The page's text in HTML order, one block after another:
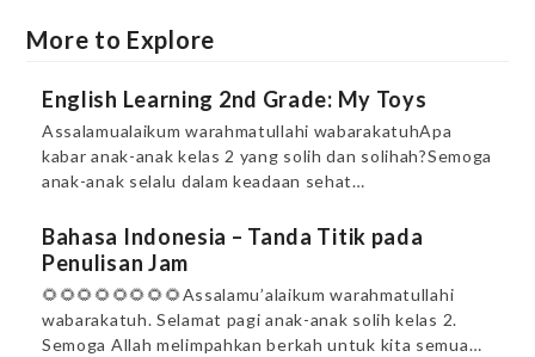
More to Explore
English Learning 2nd Grade: My Toys
Assalamualaikum warahmatullahi wabarakatuhApa
kabar anak-anak kelas 2 yang solih dan solihah?Semoga
anak-anak selalu dalam keadaan sehat…
Bahasa Indonesia – Tanda Titik pada
Penulisan Jam
🌻🌻🌻🌻🌻🌻🌻🌻Assalamu’alaikum warahmatullahi
wabarakatuh. Selamat pagi anak-anak solih kelas 2.
Semoga Allah melimpahkan berkah untuk kita semua…